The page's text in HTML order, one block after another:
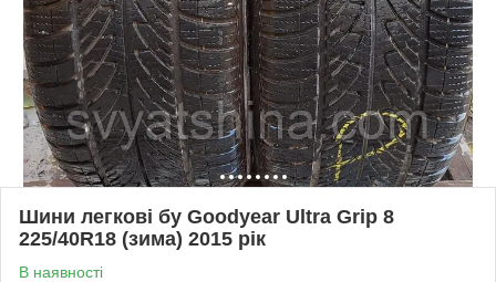
Шини легкові бу Goodyear Ultra Grip 8
225/40R18 (зима) 2015 рік
В наявності